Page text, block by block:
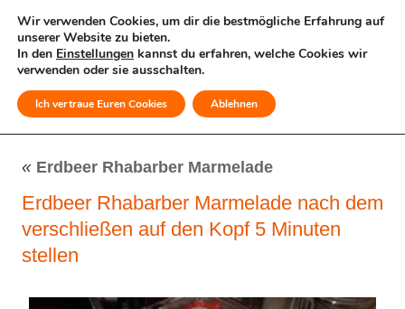
MENÜ
« Erdbeer Rhabarber Marmelade
Erdbeer Rhabarber Marmelade nach dem
verschließen auf den Kopf 5 Minuten
stellen
Wir verwenden Cookies, um dir die bestmögliche Erfahrung auf
unserer Website zu bieten.
In den Einstellungen kannst du erfahren, welche Cookies wir
verwenden oder sie ausschalten.
Ich vertraue Euren Cookies Ablehnen